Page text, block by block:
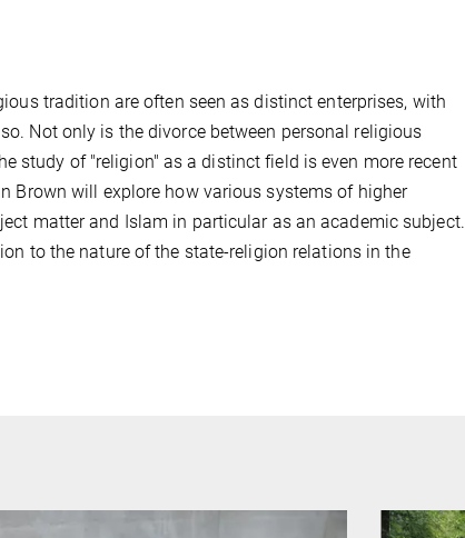
tradition are often seen as distinct enterprises, with
Not only is the divorce between personal religious
study of "religion" as a distinct field is even more recent
Brown will explore how various systems of higher
matter and Islam in particular as an academic subject.
to the nature of the state-religion relations in the